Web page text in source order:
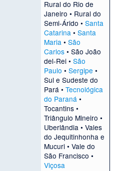
Rural do Rio de
Janeiro • Rural do
Semi-Árido • Santa
Catarina• Santa
Maria• São
Carlos• São João
del-Rei• São
Paulo • Sergipe •
Sul e Sudeste do
Pará• Tecnológica
do Paraná•
Tocantins•
Triângulo Mineiro •
Uberlândia• Vales
do Jequitinhonha e
Mucuri• Vale do
São Francisco •
Viçosa